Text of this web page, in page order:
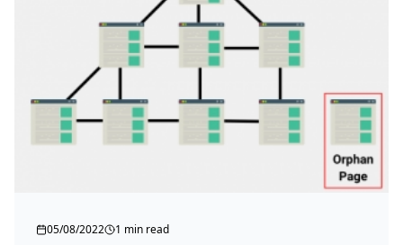
05/08/2022 1 min read